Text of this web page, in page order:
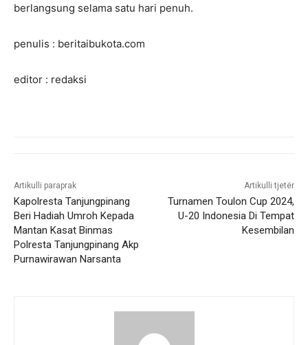
berlangsung selama satu hari penuh.
penulis : beritaibukota.com
editor : redaksi
Artikulli paraprak
Kapolresta Tanjungpinang
Beri Hadiah Umroh Kepada
Mantan Kasat Binmas
Polresta Tanjungpinang Akp
Purnawirawan Narsanta
Artikulli tjetër
Turnamen Toulon Cup 2024,
U-20 Indonesia Di Tempat
Kesembilan